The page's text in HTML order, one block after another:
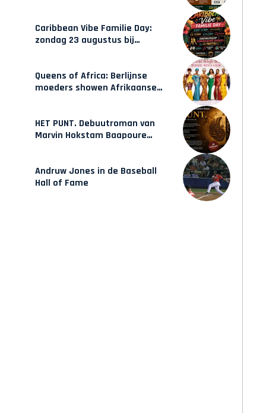
Caribbean Vibe Familie Day:
zondag 23 augustus bij
Queens of Africa: Berlijnse
moeders showen Afrikaanse
HET PUNT. Debuutroman van
Marvin Hokstam Baapoure
Andruw Jones in de Baseball
Hall of Fame